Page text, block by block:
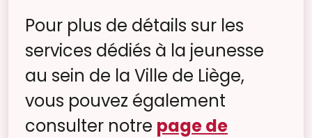
Pour plus de détails sur les
services dédiés à la jeunesse
au sein de la Ville de Liège,
vous pouvez également
consulter notre page de